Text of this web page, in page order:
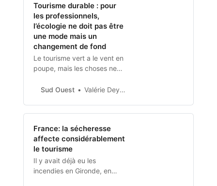
Tourisme durable : pour
les professionnels,
l’écologie ne doit pas être
une mode mais un
changement de fond
Le tourisme vert a le vent en
poupe, mais les choses ne
Anne-Lise Olivier,
du tourisme, revient sur les
gestes à adopter pour être
un voyageur écoresponsable
Sud Ouest Valérie Deymes - v.deymessudouest.fr
France: la sécheresse
affecte considérablement
le tourisme
Il y avait déjà eu les
incendies en Gironde, en